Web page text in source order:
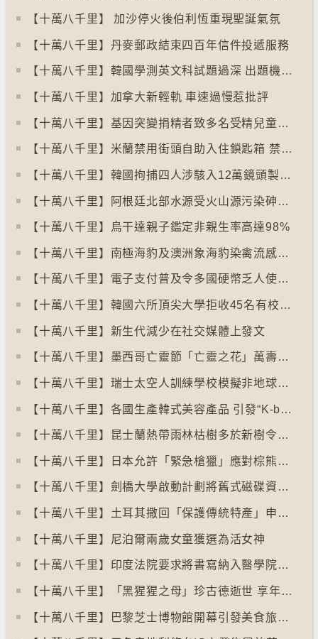
【十萬八千里】 加沙停火後伯利恆重現聖誕氣氛
【十萬八千里】丹麥郵政結束四百年信件投遞服務
【十萬八千里】韓國學測英文科試題過深 出題機構院長引咎辭職
【十萬八千里】加拿大新輕軌 車速過慢惹批評
【十萬八千里】基因突變捐精者致多名受精兒童患癌
【十萬八千里】米蘭禁用街頭自助入住鎖匙箱 禁自助入住民宿
【十萬八千里】韓國拘捕四人涉駭入12萬鏡頭製色情內容
【十萬八千里】阿根廷北部水源受火山源污染砷含量超標
【十萬八千里】烏干達親子鑑定非親生率高達98%
【十萬八千里】南極海豹及澳洲象海豹染禽流感病毒恐擴散
【十萬八千里】電子支付普及令多國硬幣乏人使用甚至停產
【十萬八千里】韓國六所頂尖大學拒收45名有校園暴力紀錄者入學
【十萬八千里】新生代減少在社交媒體上發文
【十萬八千里】墨西哥亡靈節「亡靈之花」萬壽菊失收
【十萬八千里】瑞士太空人訓練學校模擬非地球生活
【十萬八千里】各國生產韓式美容產品 引發“K-beauty”定義討論
【十萬八千里】昆士蘭熱帶雨林枯樹多於新樹令二氧化碳釋出量多於吸收量
【十萬八千里】日本允許「緊急槍獵」應對棕熊襲擊人類事件急增
【十萬八千里】劍橋大學啟動計劃將舊式磁碟資料存檔
【十萬八千里】土耳其撒回「保護傳統特產」申請德國烤肉多樣性獲保護
【十萬八千里】尼泊爾兩歲女童獲選為活女神
【十萬八千里】印度法院要求將書寫納入醫學院課程
【十萬八千里】「黑猩猩之母」珍古德逝世 享年91歲
【十萬八千里】巴黎芝士博物館開幕引發美食旅遊熱潮